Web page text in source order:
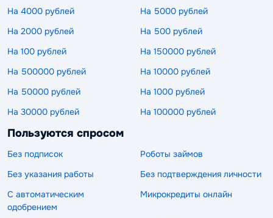
На 4000 рублей
На 5000 рублей
На 2000 рублей
На 500 рублей
На 100 рублей
На 150000 рублей
На 500000 рублей
На 10000 рублей
На 50000 рублей
На 1000 рублей
На 30000 рублей
На 100000 рублей
Пользуются спросом
Без подписок
Роботы займов
Без указания работы
Без подтверждения личности
С автоматическим
одобрением
Микрокредиты онлайн